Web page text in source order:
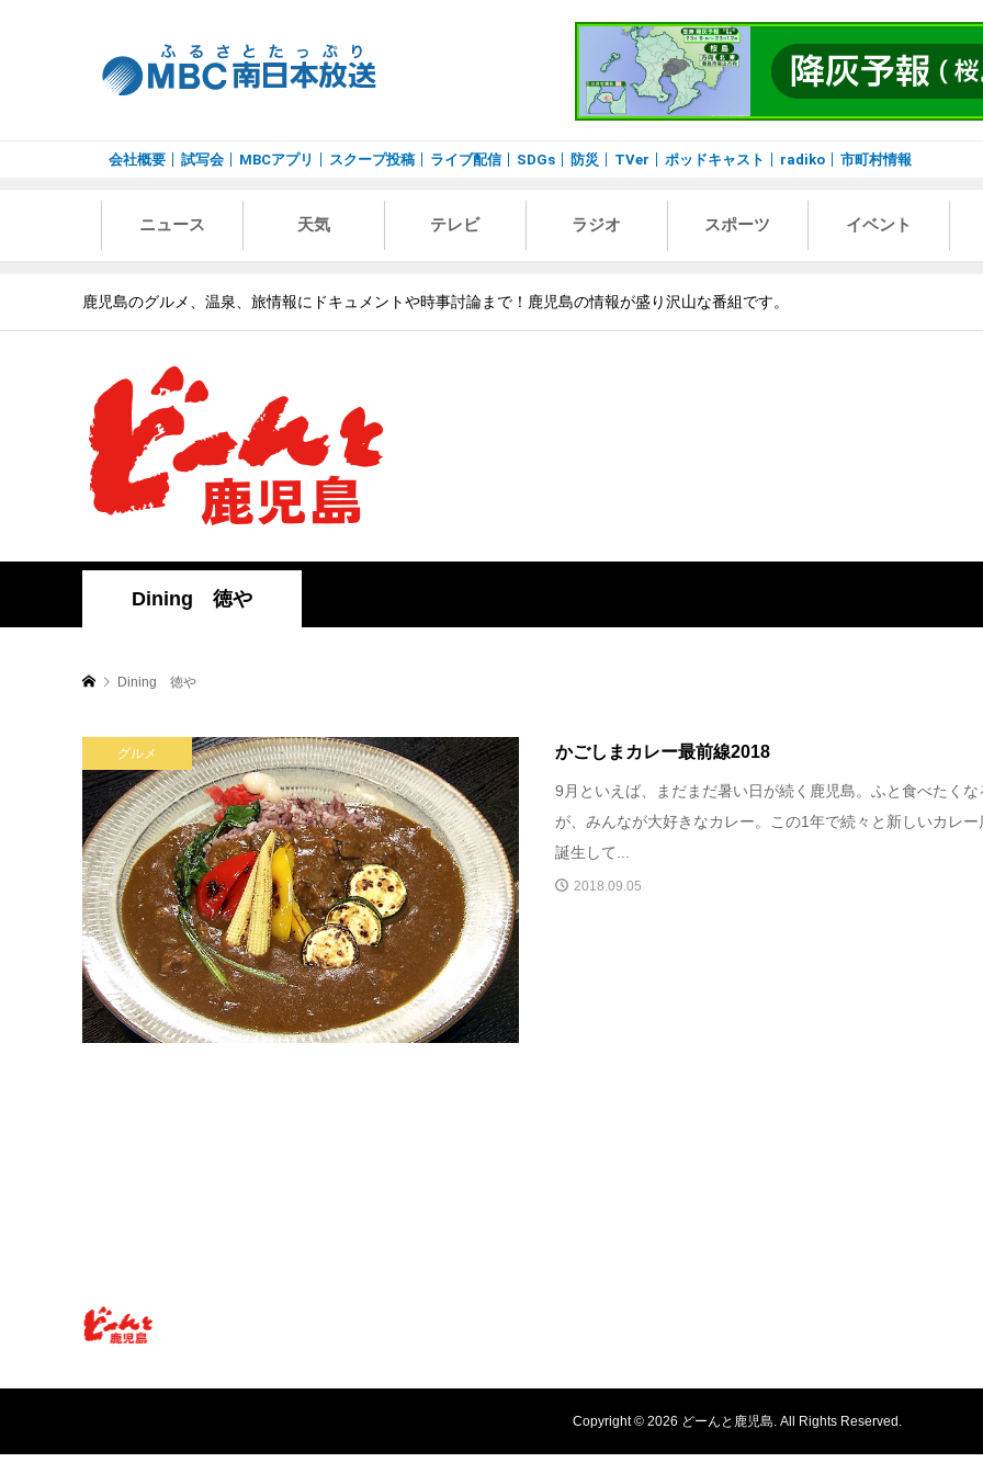
会社概要 試写会 MBCアプリ スクープ投稿 ライブ配信 SDGs 防災 TVer ポッドキャスト radiko 市町村情報
ニュース 天気 テレビ ラジオ スポーツ イベント
鹿児島のグルメ、温泉、旅情報にドキュメントや時事討論まで！鹿児島の情報が盛り沢山な番組です。
Dining 徳や
Dining 徳や
グルメ かごしまカレー最前線2018
9月といえば、まだまだ暑い日が続く鹿児島。ふと食べたくな
が、みんなが大好きなカレー。この1年で続々と新しいカレー
誕生して...
2018.09.05
Copyright © 2026 どーんと鹿児島. All Rights Reserved.